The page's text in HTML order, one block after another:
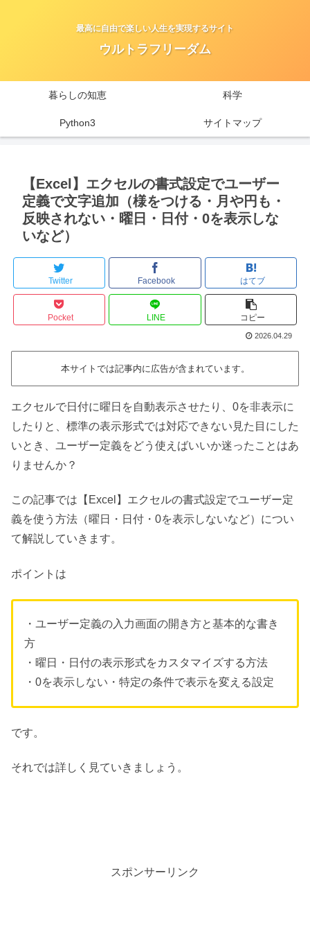
最高に自由で楽しい人生を実現するサイト
ウルトラフリーダム
暮らしの知恵 科学
Python3 サイトマップ
【Excel】エクセルの書式設定でユーザー
定義で文字追加（様をつける・月や円も・
反映されない・曜日・日付・0を表示しな
いなど）
Twitter Facebook はてブ
Pocket LINE コピー
2026.04.29
本サイトでは記事内に広告が含まれています。
エクセルで日付に曜日を自動表示させたり、0を非表示に
したりと、標準の表示形式では対応できない見た目にした
いとき、ユーザー定義をどう使えばいいか迷ったことはあ
りませんか？
この記事では【Excel】エクセルの書式設定でユーザー定
義を使う方法（曜日・日付・0を表示しないなど）につい
て解説していきます。
ポイントは
・ユーザー定義の入力画面の開き方と基本的な書き
方
・曜日・日付の表示形式をカスタマイズする方法
・0を表示しない・特定の条件で表示を変える設定
です。
それでは詳しく見ていきましょう。
スポンサーリンク